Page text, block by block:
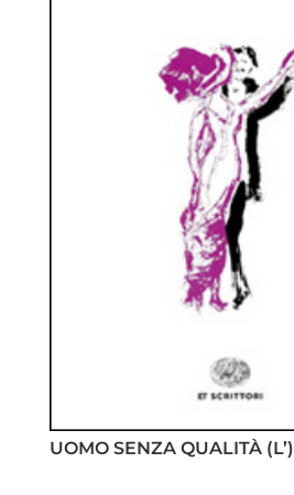
UOMO SENZA QUALITÀ (L’)